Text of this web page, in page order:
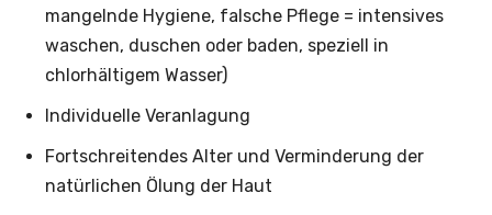
mangelnde Hygiene, falsche Pflege = intensives
waschen, duschen oder baden, speziell in
chlorhältigem Wasser)
Individuelle Veranlagung
Fortschreitendes Alter und Verminderung der
natürlichen Ölung der Haut